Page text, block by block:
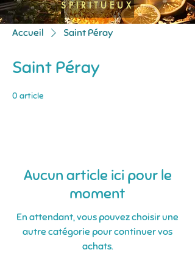
SPIRITUEUX
Accueil Saint Péray
Saint Péray
0 article
Aucun article ici pour le
moment
En attendant, vous pouvez choisir une
autre catégorie pour continuer vos
achats.